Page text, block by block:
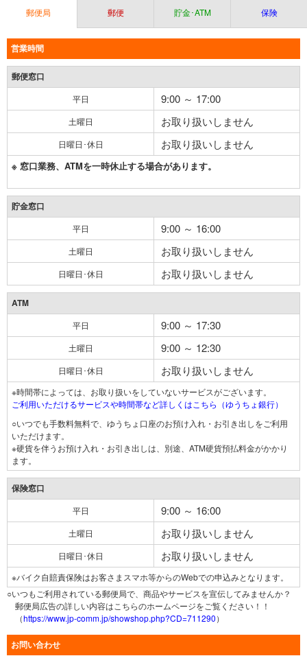
郵便局 郵便 貯金･ATM 保険
営業時間
郵便窓口
平日 9:00 ～ 17:00
土曜日 お取り扱いしません
日曜日･休日 お取り扱いしません
※ 窓口業務、ATMを一時休止する場合があります。
貯金窓口
平日 9:00 ～ 16:00
土曜日 お取り扱いしません
日曜日･休日 お取り扱いしません
ATM
平日 9:00 ～ 17:30
土曜日 9:00 ～ 12:30
日曜日･休日 お取り扱いしません
※時間帯によっては、お取り扱いをしていないサービスがございます。
ご利用いただけるサービスや時間帯など詳しくはこちら（ゆうちょ銀行）
○いつでも手数料無料で、ゆうちょ口座のお預け入れ・お引き出しをご利用
いただけます。
※硬貨を伴うお預け入れ・お引き出しは、別途、ATM硬貨預払料金がかかり
ます。
保険窓口
平日 9:00 ～ 16:00
土曜日 お取り扱いしません
日曜日･休日 お取り扱いしません
※バイク自賠責保険はお客さまスマホ等からのWebでの申込みとなります。
○いつもご利用されている郵便局で、商品やサービスを宣伝してみませんか？
郵便局広告の詳しい内容はこちらのホームページをご覧ください！！
（https://www.jp-comm.jp/showshop.php?CD=711290）
お問い合わせ